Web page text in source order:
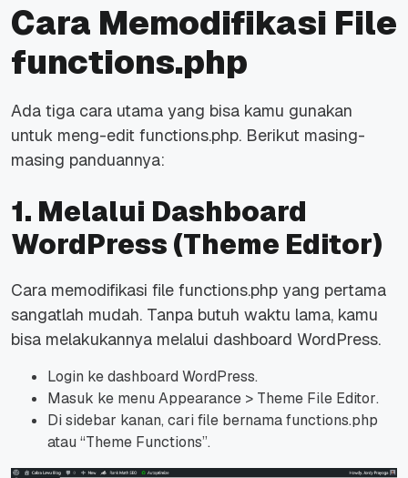
Cara Memodifikasi File
functions.php
Ada tiga cara utama yang bisa kamu gunakan
untuk meng-edit functions.php. Berikut masing-
masing panduannya:
1. Melalui Dashboard
WordPress (Theme Editor)
Cara memodifikasi file functions.php yang pertama
sangatlah mudah. Tanpa butuh waktu lama, kamu
bisa melakukannya melalui dashboard WordPress.
Login kedashboard WordPress.
Masuk ke menu Appearance > Theme File Editor.
Di sidebar kanan, cari file bernama functions.php
atau “Theme Functions”.